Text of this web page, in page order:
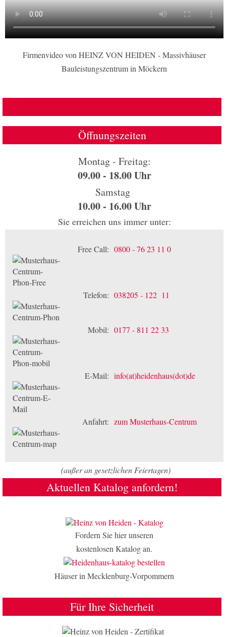
Firmenvideo von HEINZ VON HEIDEN - Massivhäuser
Bauleistungszentrum in Möckern
Öffnungszeiten
Montag - Freitag:
09.00 - 18.00 Uhr
Samstag
10.00 - 16.00 Uhr
Sie erreichen uns immer unter:
Free Call: 0800 - 76 23 11 0
Telefon: 038205 - 122 11
Mobil: 0177 - 811 22 33
E-Mail: info(at)heidenhaus(dot)de
Anfahrt: zum Musterhaus-Centrum
(außer an gesetzlichen Feiertagen)
Aktuellen Katalog anfordern!
Fordern Sie hier unseren
kostenlosen Katalog an.
Häuser in Mecklenburg-Vorpommern
Für Ihre Sicherheit